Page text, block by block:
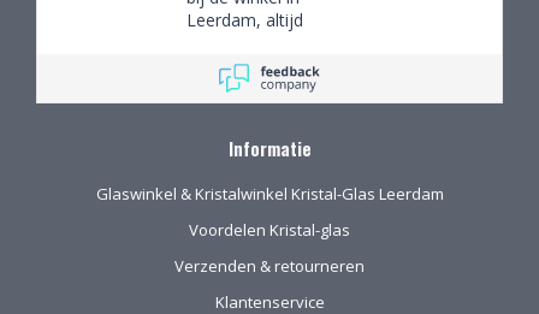
bekijken en de
mogelijkheden
vorm te geven.
Leerdam, altijd
waar we een aantal
van gekocht hebben.
Na onze verhuizing
het eerst via de site
geeft prima
informatie, de
verzending van het
kwetsbare glas is
Informatie
Glaswinkel & Kristalwinkel Kristal-Glas Leerdam
Voordelen Kristal-glas
Verzenden & retourneren
Klantenservice